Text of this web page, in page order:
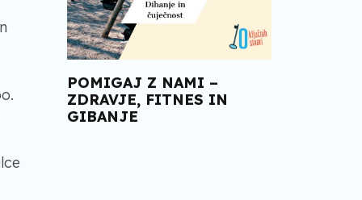
POMIGAJ Z NAMI –
ZDRAVJE, FITNES IN
GIBANJE